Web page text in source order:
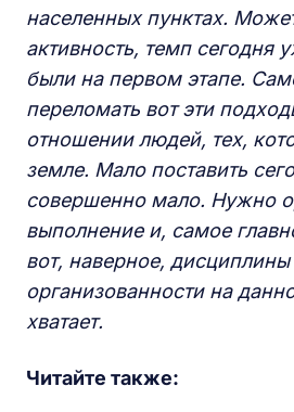
населенных пунктах.
активность, темп сегодня
были на первом этапе.
переломать вот эти
отношении людей, тех,
земле. Мало поставить
совершенно мало. Нужно
выполнение и, самое
вот, наверное, дисциплины
организованности на
хватает.
Читайте также: